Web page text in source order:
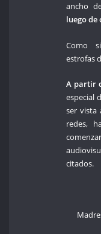
ancho
luego de
Como
estrofas
A partir
especial
ser vista
redes,
citados.